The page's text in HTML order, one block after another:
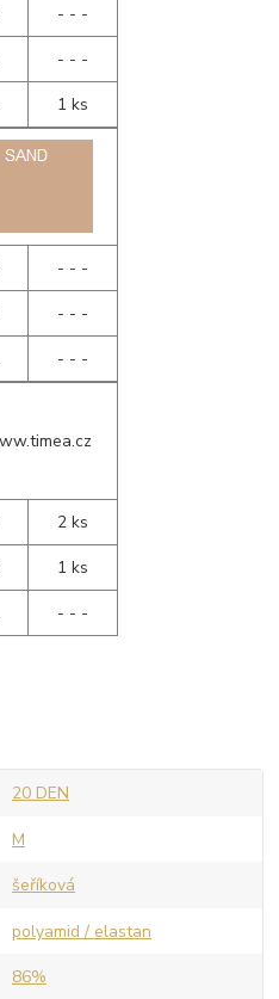
- - -
- - -
1 ks
- - -
- - -
- - -
2 ks
1 ks
- - -
20 DEN
M
šeříková
polyamid / elastan
86%